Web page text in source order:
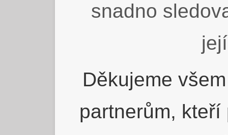
snadno
Děkujeme
partnerům,